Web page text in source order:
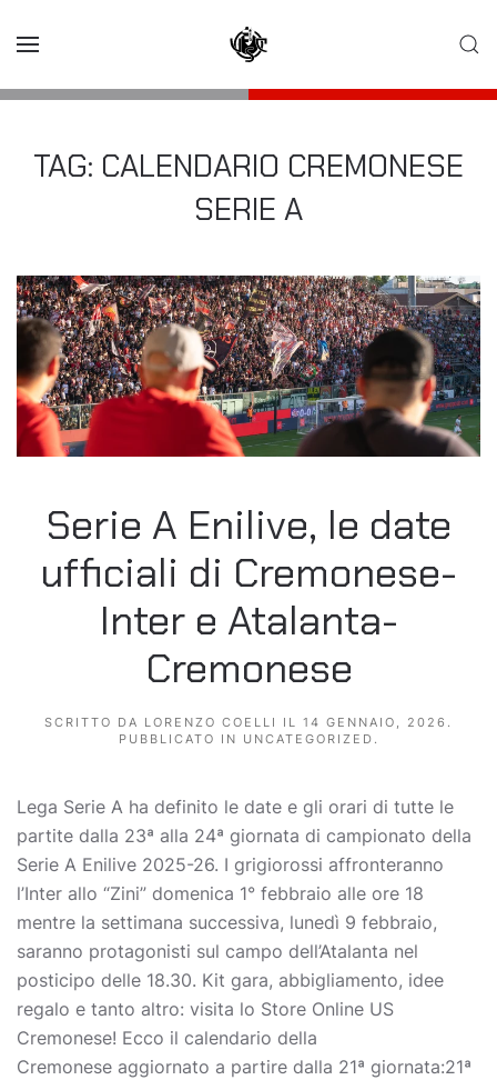
TAG: CALENDARIO CREMONESE
SERIE A
Serie A Enilive, le date
ufficiali di Cremonese-
Inter e Atalanta-
Cremonese
SCRITTO DA LORENZO COELLI IL 14 GENNAIO, 2026 .
PUBBLICATO IN UNCATEGORIZED .
Lega Serie A ha definito le date e gli orari di tutte le
partite dalla 23ª alla 24ª giornata di campionato della
Serie A Enilive 2025-26. I grigiorossi affronteranno
l’Inter allo “Zini” domenica 1° febbraio alle ore 18
mentre la settimana successiva, lunedì 9 febbraio,
saranno protagonisti sul campo dell’Atalanta nel
posticipo delle 18.30. Kit gara, abbigliamento, idee
regalo e tanto altro: visita lo Store Online US
Cremonese! Ecco il calendario della
Cremonese aggiornato a partire dalla 21ª giornata:21ª